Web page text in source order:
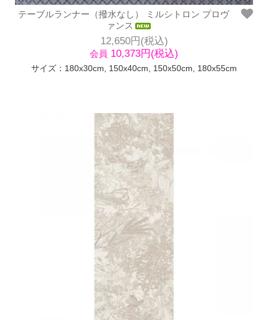
テーブルランナー（撥水なし） ミルシトロン プロヴ
ァンス
12,650円(税込)
会員 10,373円(税込)
サイズ：180x30cm, 150x40cm, 150x50cm, 180x55cm